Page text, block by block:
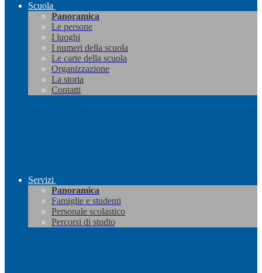
Scuola
Panoramica
Le persone
I luoghi
I numeri della scuola
Le carte della scuola
Organizzazione
La storia
Contatti
Servizi
Panoramica
Famiglie e studenti
Personale scolastico
Percorsi di studio